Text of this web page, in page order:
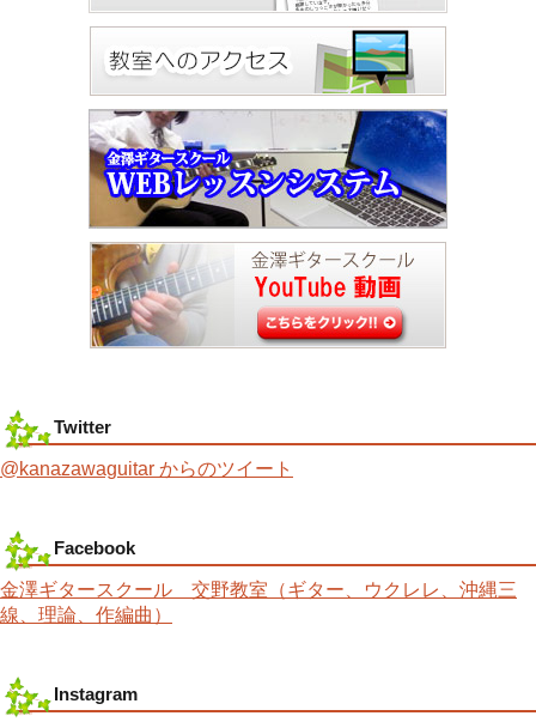
Twitter
@kanazawaguitar からのツイート
Facebook
金澤ギタースクール 交野教室（ギター、ウクレレ、沖縄三
線、理論、作編曲）
Instagram